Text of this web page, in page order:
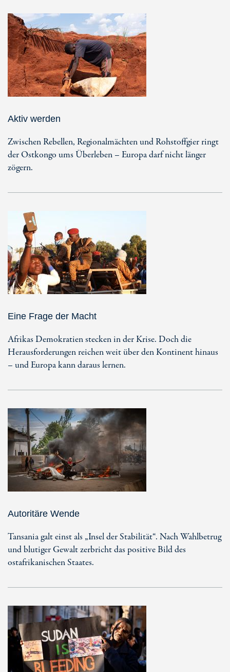
Aktiv werden
Zwischen Rebellen, Regionalmächten und Rohstoffgier ringt
der Ostkongo ums Überleben – Europa darf nicht länger
zögern.
Eine Frage der Macht
Afrikas Demokratien stecken in der Krise. Doch die
Herausforderungen reichen weit über den Kontinent hinaus
– und Europa kann daraus lernen.
Autoritäre Wende
Tansania galt einst als „Insel der Stabilität“. Nach Wahlbetrug
und blutiger Gewalt zerbricht das positive Bild des
ostafrikanischen Staates.